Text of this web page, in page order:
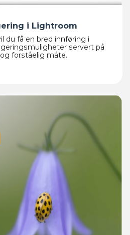
i Lightroom​
du få en bred innføring i
servert på
forståelig måte.